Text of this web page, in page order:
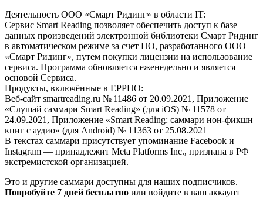
Деятельность ООО «Смарт Ридинг» в области IT:
Сервис Smart Reading позволяет обеспечить доступ к базе
данных произведений электронной библиотеки Смарт Ридинг
в автоматическом режиме за счет ПО, разработанного ООО
«Смарт Ридинг», путем покупки лицензии на использование
сервиса. Программа обновляется еженедельно и является
основой Сервиса.
Продукты, включённые в ЕРРПО:
Веб-сайт smartreading.ru № 11486 от 20.09.2021, Приложение
«Слушай саммари Smart Reading» (для iOS) № 11578 от
24.09.2021, Приложение «Smart Reading: саммари нон-фикшн
книг с аудио» (для Android) № 11363 от 25.08.2021
В текстах саммари присутствует упоминание Facebook и
Instagram — принадлежит Meta Platforms Inc., признана в РФ
экстремистской организацией.
Это и другие саммари доступны для наших подписчиков.
Попробуйте 7 дней бесплатно или войдите в ваш аккаунт